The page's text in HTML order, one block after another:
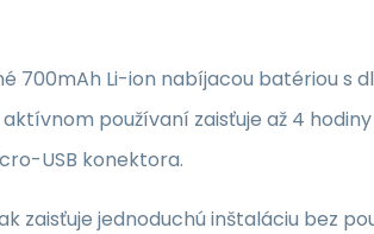
700mAh Li-ion nabíjacou batériou s
používaní zaisťuje až 4
USB konektora.
zaisťuje jednoduchú inštaláciu bez